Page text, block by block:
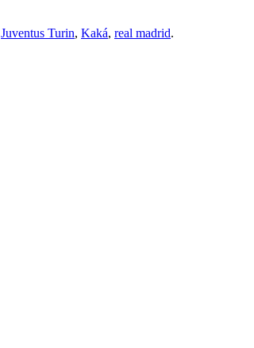
Juventus Turin, Kaká, real madrid.